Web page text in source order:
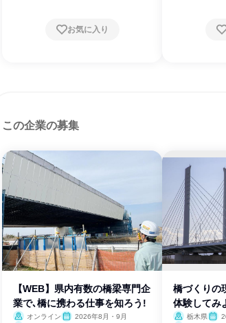
お気に入り
この企業の募集
【WEB】県内有数の橋梁専門企
業で､橋に携わる仕事を知ろう!
オンライン 2026年8月・9月
橋づくりの
体験してみ
栃木県